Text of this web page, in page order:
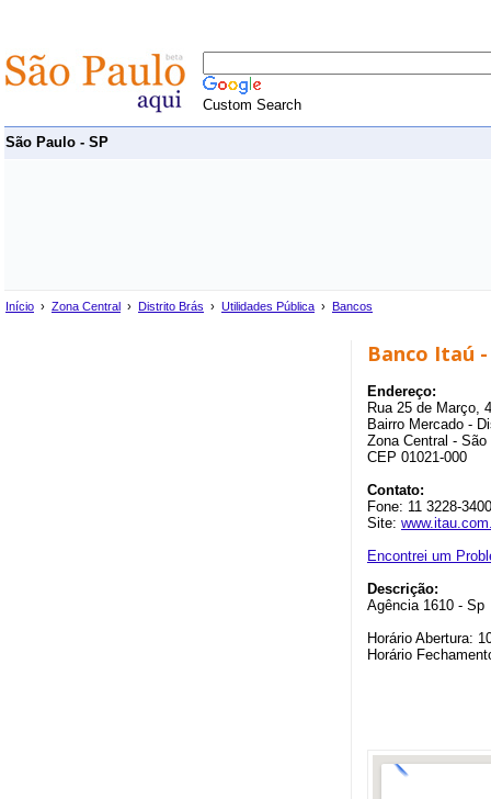
Custom Search
São Paulo - SP
Início › Zona Central › Distrito Brás › Utilidades Pública › Bancos
Banco Itaú
Endereço:
Rua 25 de Março,
Bairro Mercado -
Zona Central -
CEP 01021-000
Contato:
Fone: 11 3228-
Site:
Encontrei um
Descrição:
Agência 1610 - Sp
Horário Abertura:
Horário